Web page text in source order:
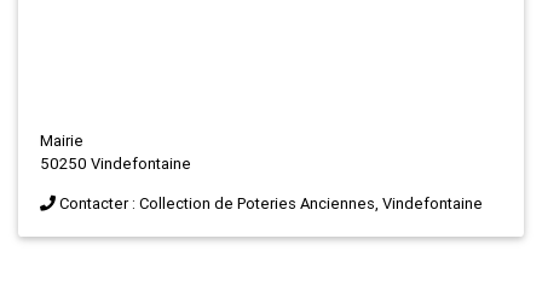
Mairie
50250 Vindefontaine
Contacter : Collection de Poteries Anciennes, Vindefontaine